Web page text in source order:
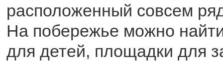
расположенный совсем
На побережье можно
для детей, площадки для